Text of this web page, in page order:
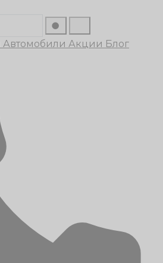
Автомобили Акции Блог